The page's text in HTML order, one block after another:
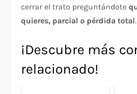
cerrar el trato preguntándote
quieres, parcial o pérdida total.
¡Descubre más
relacionado!